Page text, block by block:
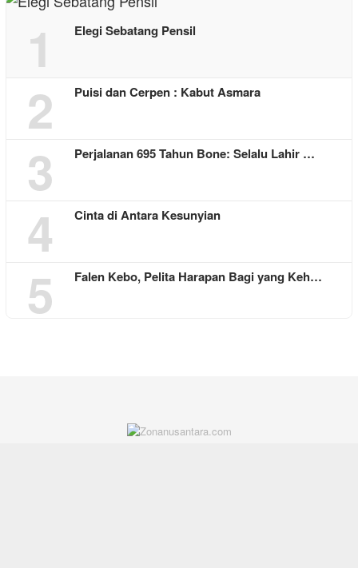
1 Elegi Sebatang Pensil
2 Puisi dan Cerpen : Kabut Asmara
3 Perjalanan 695 Tahun Bone: Selalu Lahir …
4 Cinta di Antara Kesunyian
5 Falen Kebo, Pelita Harapan Bagi yang Keh…